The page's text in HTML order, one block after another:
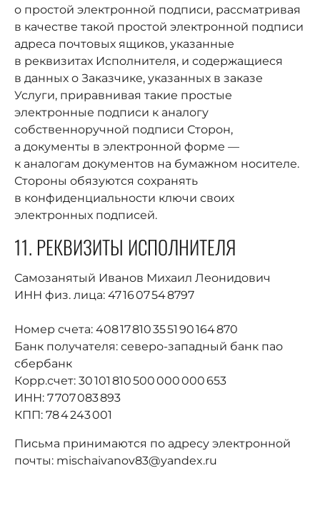
о простой электронной подписи, рассматривая
в качестве такой простой электронной подписи
адреса почтовых ящиков, указанные
в реквизитах Исполнителя, и содержащиеся
в данных о Заказчике, указанных в заказе
Услуги, приравнивая такие простые
электронные подписи к аналогу
собственноручной подписи Сторон,
а документы в электронной форме —
к аналогам документов на бумажном носителе.
Стороны обязуются сохранять
в конфиденциальности ключи своих
электронных подписей.
11. РЕКВИЗИТЫ ИСПОЛНИТЕЛЯ
Самозанятый Иванов Михаил Леонидович
ИНН физ. лица: 47 16 07 54 8797
Номер счета: 408 17 810 35 51 90 164 870
Банк получателя: северо-западный банк пао
сбербанк
Корр.счет: 30 101 810 500 000 000 653
ИНН: 7 707 083 893
КПП: 78 4 243 001
Письма принимаются по адресу электронной
почты: mischaivanov83@yandex.ru